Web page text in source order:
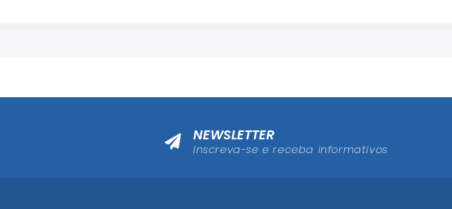
NEWSLETTER
Inscreva-se e receba informativos